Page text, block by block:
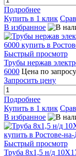
Подробнее
Купить в 1 клик
В избранное
Быстрый просмотр
Трубы нержав
6000 Цена по запросу
Запросить цену
Подробнее
Купить в 1 клик
В избранное
Быстрый просмотр
Труба 8х1,5 н/д